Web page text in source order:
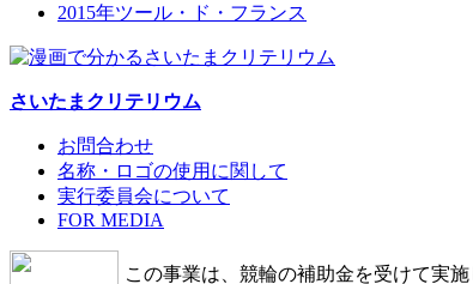
2015年ツール・ド・フランス
さいたまクリテリウム
お問合わせ
名称・ロゴの使用に関して
実行委員会について
FOR MEDIA
この事業は、競輪の補助金を受けて実施